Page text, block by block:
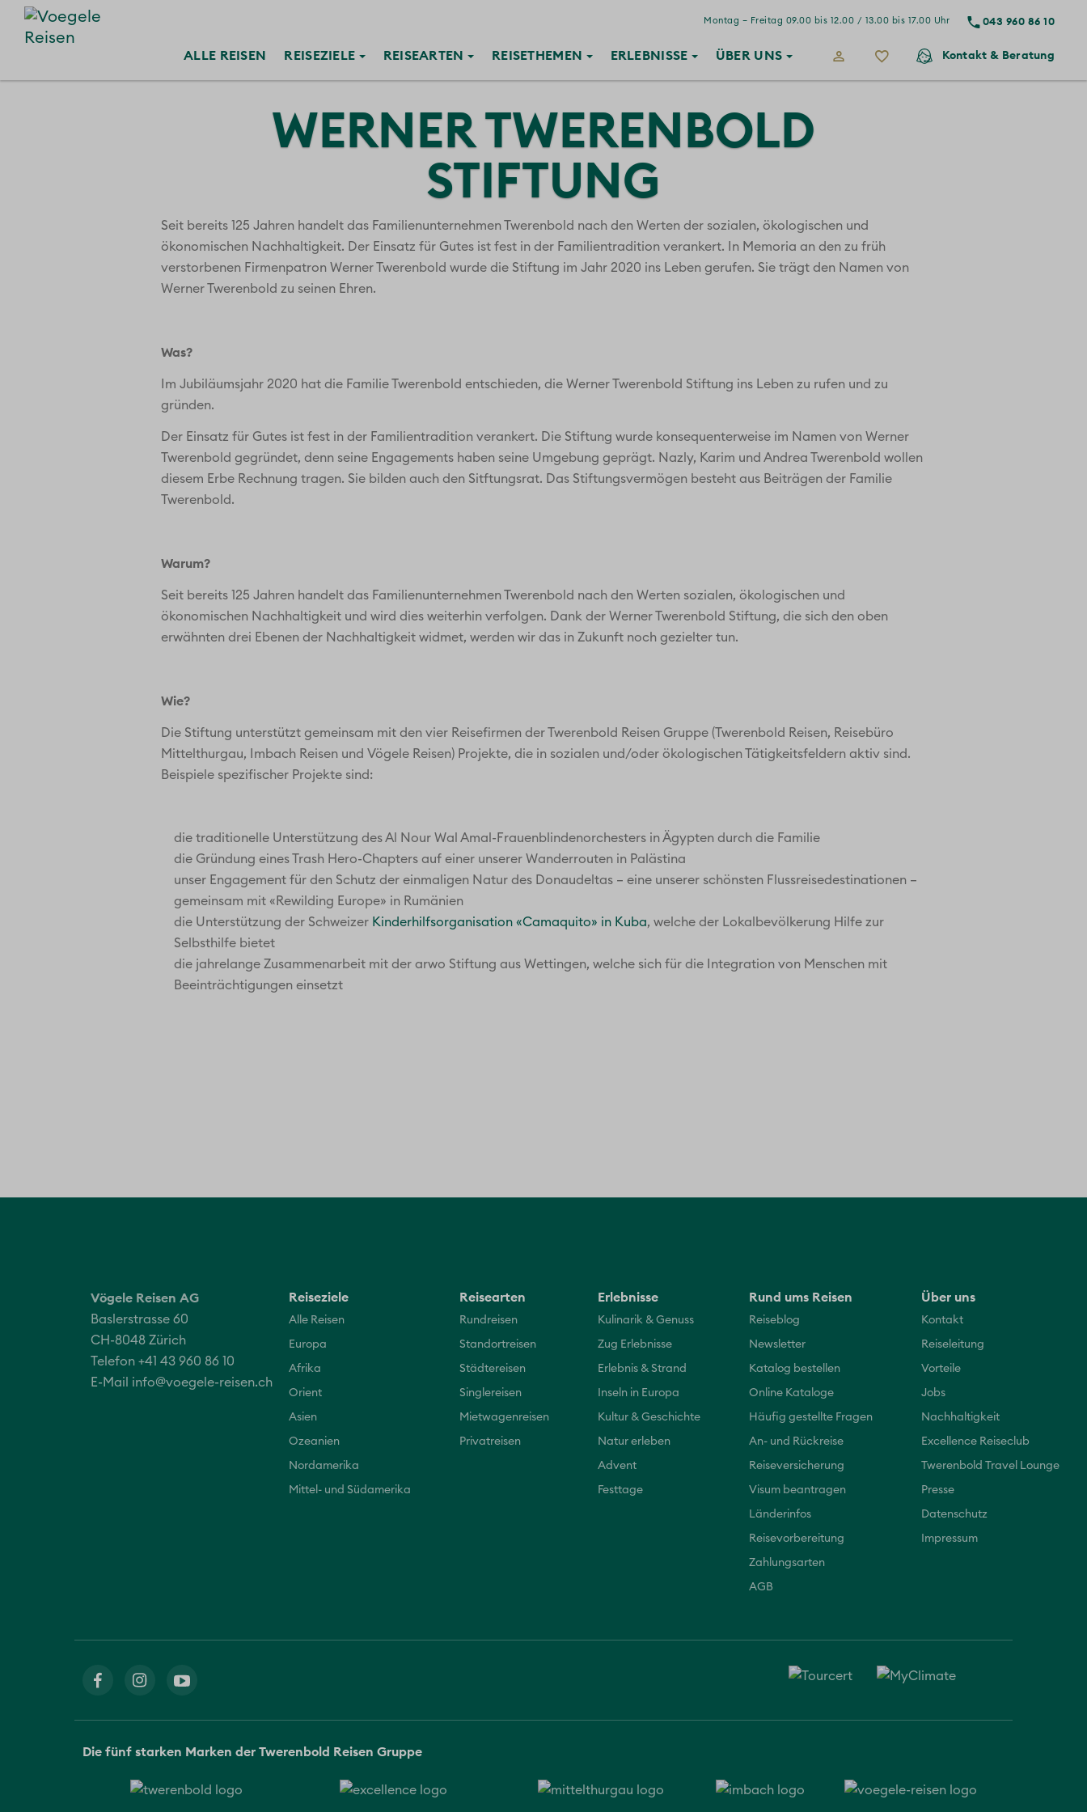
043 960 86 10
Montag – Freitag 09.00 bis 12.00 / 13.00 bis 17.00 Uhr
ALLE REISEN REISEZIELE REISEARTEN REISETHEMEN ERLEBNISSE ÜBER UNS Kontakt & Beratung
WERNER TWERENBOLD
STIFTUNG
Seit bereits 125 Jahren handelt das Familienunternehmen Twerenbold nach den Werten der sozialen, ökologischen und
ökonomischen Nachhaltigkeit. Der Einsatz für Gutes ist fest in der Familientradition verankert. In Memoria an den zu früh
verstorbenen Firmenpatron Werner Twerenbold wurde die Stiftung im Jahr 2020 ins Leben gerufen. Sie trägt den Namen von
Werner Twerenbold zu seinen Ehren.
Was?
Im Jubiläumsjahr 2020 hat die Familie Twerenbold entschieden, die Werner Twerenbold Stiftung ins Leben zu rufen und zu
gründen.
Der Einsatz für Gutes ist fest in der Familientradition verankert. Die Stiftung wurde konsequenterweise im Namen von Werner
Twerenbold gegründet, denn seine Engagements haben seine Umgebung geprägt. Nazly, Karim und Andrea Twerenbold wollen
diesem Erbe Rechnung tragen. Sie bilden auch den Sitftungsrat. Das Stiftungsvermögen besteht aus Beiträgen der Familie
Twerenbold.
Warum?
Seit bereits 125 Jahren handelt das Familienunternehmen Twerenbold nach den Werten sozialen, ökologischen und
ökonomischen Nachhaltigkeit und wird dies weiterhin verfolgen. Dank der Werner Twerenbold Stiftung, die sich den oben
erwähnten drei Ebenen der Nachhaltigkeit widmet, werden wir das in Zukunft noch gezielter tun.
Wie?
Die Stiftung unterstützt gemeinsam mit den vier Reisefirmen der Twerenbold Reisen Gruppe (Twerenbold Reisen, Reisebüro
Mittelthurgau, Imbach Reisen und Vögele Reisen) Projekte, die in sozialen und/oder ökologischen Tätigkeitsfeldern aktiv sind.
Beispiele spezifischer Projekte sind:
die traditionelle Unterstützung des Al Nour Wal Amal-Frauenblindenorchesters in Ägypten durch die Familie
die Gründung eines Trash Hero-Chapters auf einer unserer Wanderrouten in Palästina
unser Engagement für den Schutz der einmaligen Natur des Donaudeltas – eine unserer schönsten Flussreisedestinationen –
gemeinsam mit «Rewilding Europe» in Rumänien
die Unterstützung der Schweizer Kinderhilfsorganisation «Camaquito» in Kuba, welche der Lokalbevölkerung Hilfe zur
Selbsthilfe bietet
die jahrelange Zusammenarbeit mit der arwo Stiftung aus Wettingen, welche sich für die Integration von Menschen mit
Beeinträchtigungen einsetzt
Vögele Reisen AG
Baslerstrasse 60
CH-8048 Zürich
Telefon +41 43 960 86 10
E-Mail info@voegele-reisen.ch
Reiseziele
Alle Reisen
Europa
Afrika
Orient
Asien
Ozeanien
Nordamerika
Mittel- und Südamerika
Reisearten
Rundreisen
Standortreisen
Städtereisen
Singlereisen
Mietwagenreisen
Privatreisen
Erlebnisse
Kulinarik & Genuss
Zug Erlebnisse
Erlebnis & Strand
Inseln in Europa
Kultur & Geschichte
Natur erleben
Advent
Festtage
Rund ums Reisen
Reiseblog
Newsletter
Katalog bestellen
Online Kataloge
Häufig gestellte Fragen
An- und Rückreise
Reiseversicherung
Visum beantragen
Länderinfos
Reisevorbereitung
Zahlungsarten
AGB
Über uns
Kontakt
Reiseleitung
Vorteile
Jobs
Nachhaltigkeit
Excellence Reiseclub
Twerenbold Travel Lounge
Presse
Datenschutz
Impressum
Die fünf starken Marken der Twerenbold Reisen Gruppe